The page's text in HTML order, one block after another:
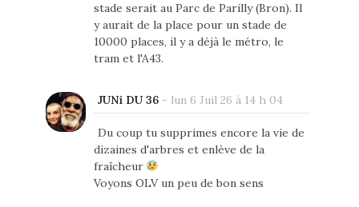
stade serait au Parc de Parilly (Bron). Il
y aurait de la place pour un stade de
10000 places, il y a déjà le métro, le
tram et l'A43.
JUNi DU 36- lun 6 Juil 26 à 14 h 04
Du coup tu supprimes encore la vie de
dizaines d'arbres et enlève de la
fraîcheur
Voyons OLV un peu de bon sens